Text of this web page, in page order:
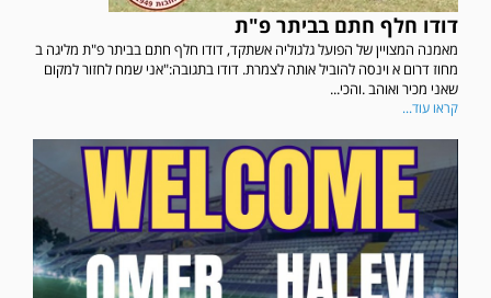
דודו חלף חתם בביתר פ"ת
מאמנה המצויין של הפועל גלגוליה אשתקד, דודו חלף חתם בביתר פ"ת מליגה ב
מחוז דרום א וינסה להוביל אותה לצמרת. דודו בתגובה:"אני שמח לחזור למקום
שאני מכיר ואוהב .והכי...
קראו עוד...